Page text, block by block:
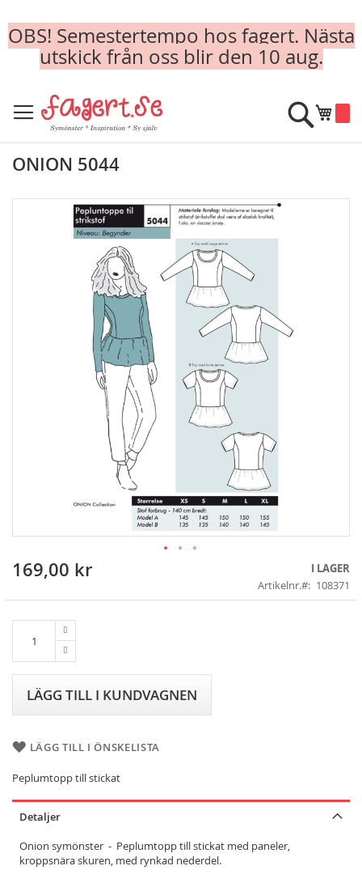
OBS! Semestertempo hos fagert. Nästa
utskick från oss blir den 10 aug.
to
Content
Min
Sök
ONION 5044
Skip
the
169,00 kr
I LAGER
Artikelnr.
108371
LÄGG TILL I KUNDVAGNEN
LÄGG TILL I ÖNSKELISTA
Peplumtopp till stickat
Detaljer
Onion symönster - Peplumtopp till stickat med paneler,
kroppsnära skuren, med rynkad nederdel.